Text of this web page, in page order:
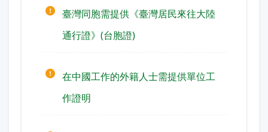
臺灣同胞需提供《臺灣居民來往大陸
通行證》(台胞證)
在中國工作的外籍人士需提供單位工
作證明